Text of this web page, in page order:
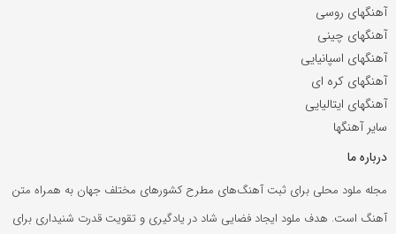
آهنگهای روسی
آهنگهای چینی
آهنگهای اسپانیایی
آهنگهای کره ای
آهنگهای ایتالیایی
سایر آهنگها
درباره ما
مجله ملود محلی برای ثبت آهنگ‌های مطرح کشورهای مختلف جهان به همراه متن
آهنگ است. هدف ملود ایجاد فضایی شاد در یادگیری و تقویت قدرت شنیداری برای